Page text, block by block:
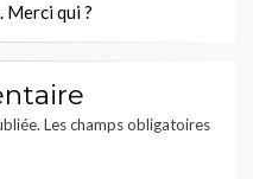
Merci qui ?
Les champs obligatoires